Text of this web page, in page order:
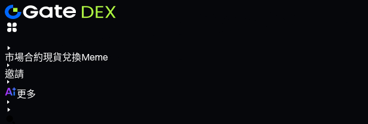
市場合約現貨兌換Meme
邀請
更多